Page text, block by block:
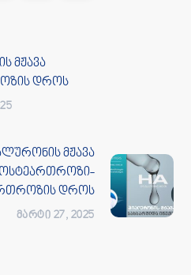
მჟავა
დროს
მჟავა
ოსტეართროზი-
დროს
ᲛᲐᲠᲢᲘ 27, 2025